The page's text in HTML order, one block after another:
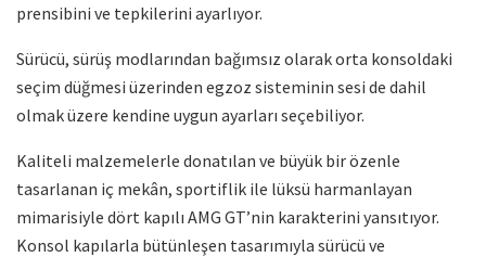
prensibini ve tepkilerini ayarlıyor.
Sürücü, sürüş modlarından bağımsız olarak orta konsoldaki
seçim düğmesi üzerinden egzoz sisteminin sesi de dahil
olmak üzere kendine uygun ayarları seçebiliyor.
Kaliteli malzemelerle donatılan ve büyük bir özenle
tasarlanan iç mekân, sportiflik ile lüksü harmanlayan
mimarisiyle dört kapılı AMG GT’nin karakterini yansıtıyor.
Konsol kapılarla bütünleşen tasarımıyla sürücü ve